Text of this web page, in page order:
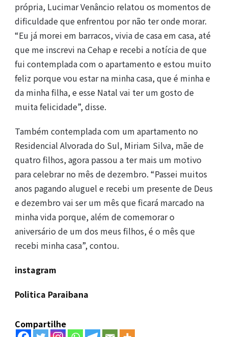
própria, Lucimar Venâncio relatou os momentos de
dificuldade que enfrentou por não ter onde morar.
“Eu já morei em barracos, vivia de casa em casa, até
que me inscrevi na Cehap e recebi a notícia de que
fui contemplada com o apartamento e estou muito
feliz porque vou estar na minha casa, que é minha e
da minha filha, e esse Natal vai ter um gosto de
muita felicidade”, disse.
Também contemplada com um apartamento no
Residencial Alvorada do Sul, Miriam Silva, mãe de
quatro filhos, agora passou a ter mais um motivo
para celebrar no mês de dezembro. “Passei muitos
anos pagando aluguel e recebi um presente de Deus
e dezembro vai ser um mês que ficará marcado na
minha vida porque, além de comemorar o
aniversário de um dos meus filhos, é o mês que
recebi minha casa”, contou.
instagram
Politica Paraibana
Compartilhe